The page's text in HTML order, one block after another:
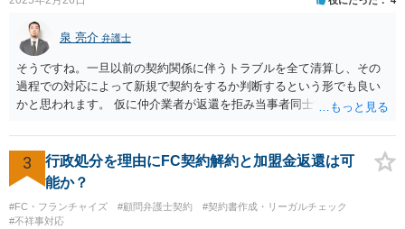
泉 亮介 弁護士
そうですね。一旦以前の契約関係に伴うトラブルを全て清算し、その
過程での対応によって新規で契約をするか判断するという形でも良い
かと思われます。 仮に仲介業者が返還を拒み当事者同士での解決が困
3
行政処分を理由にFC契約解約と加盟金返還は可
能か？
#FC・フランチャイズ #顧問弁護士契約
#契約書作成・リーガルチェック
#不祥事対応